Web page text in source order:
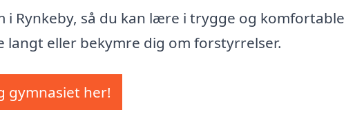
Rynkeby, så du kan lære i trygge og komfortable
langt eller bekymre dig om forstyrrelser.
gymnasiet her!